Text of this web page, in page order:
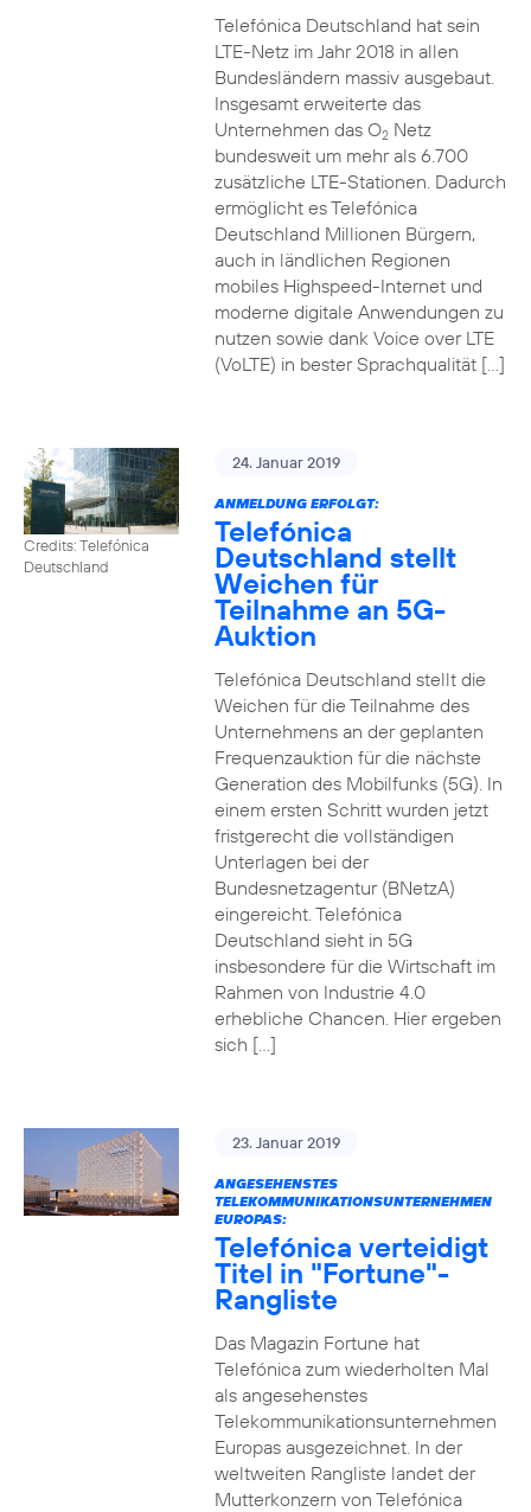
Telefónica Deutschland hat sein
LTE-Netz im Jahr 2018 in allen
Bundesländern massiv ausgebaut.
Insgesamt erweiterte das
Unternehmen das O2Netz
bundesweit um mehr als 6.700
zusätzliche LTE-Stationen. Dadurch
ermöglicht es Telefónica
Deutschland Millionen Bürgern,
auch in ländlichen Regionen
mobiles Highspeed-Internet und
moderne digitale Anwendungen zu
nutzen sowie dank Voice over LTE
(VoLTE) in bester Sprachqualität […]
Credits: Telefónica
Deutschland
24. Januar 2019
ANMELDUNG ERFOLGT:
Telefónica
Deutschland stellt
Weichen für
Teilnahme an 5G-
Auktion
Telefónica Deutschland stellt die
Weichen für die Teilnahme des
Unternehmens an der geplanten
Frequenzauktion für die nächste
Generation des Mobilfunks (5G). In
einem ersten Schritt wurden jetzt
fristgerecht die vollständigen
Unterlagen bei der
Bundesnetzagentur (BNetzA)
eingereicht. Telefónica
Deutschland sieht in 5G
insbesondere für die Wirtschaft im
Rahmen von Industrie 4.0
erhebliche Chancen. Hier ergeben
sich […]
23. Januar 2019
ANGESEHENSTES
TELEKOMMUNIKATIONSUNTERNEHMEN
EUROPAS:
Telefónica verteidigt
Titel in "Fortune"-
Rangliste
Das Magazin Fortune hat
Telefónica zum wiederholten Mal
als angesehenstes
Telekommunikationsunternehmen
Europas ausgezeichnet. In der
weltweiten Rangliste landet der
Mutterkonzern von Telefónica